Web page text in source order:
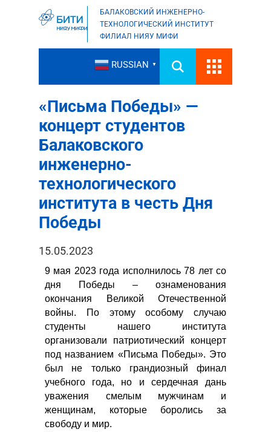
БАЛАКОВСКИЙ ИНЖЕНЕРНО-
ТЕХНОЛОГИЧЕСКИЙ ИНСТИТУТ
ФИЛИАЛ НИЯУ МИФИ
RUSSIAN ▼
«Письма Победы» —
концерт студентов
Балаковского
инженерно-
технологического
института в честь Дня
Победы
15.05.2023
9 мая 2023 года исполнилось 78 лет со
дня Победы – ознаменования
окончания Великой Отечественной
войны. По этому особому случаю
студенты нашего института
организовали патриотический концерт
под названием «Письма Победы». Это
был не только грандиозный финал
учебного года, но и сердечная дань
уважения смелым мужчинам и
женщинам, которые боролись за
свободу и мир.